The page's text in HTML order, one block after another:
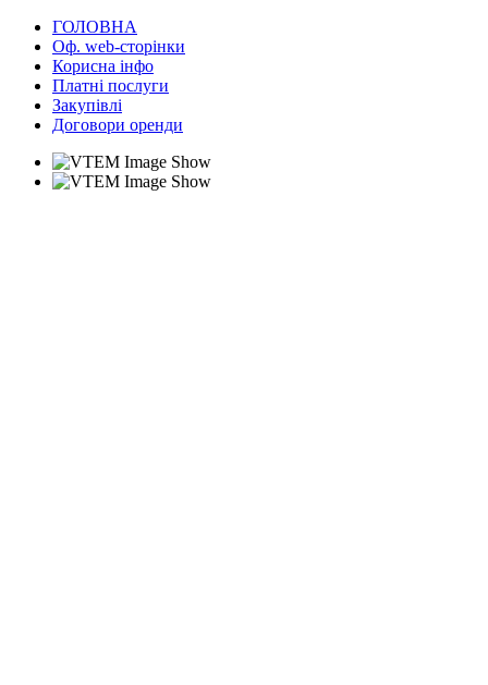
ГОЛОВНА
Оф. web-сторінки
Корисна інфо
Платні послуги
Закупівлі
Договори оренди